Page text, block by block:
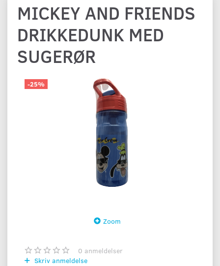
MICKEY AND FRIENDS
DRIKKEDUNK MED
SUGERØR
-25%
Zoom
0 anmeldelser
Skriv anmeldelse